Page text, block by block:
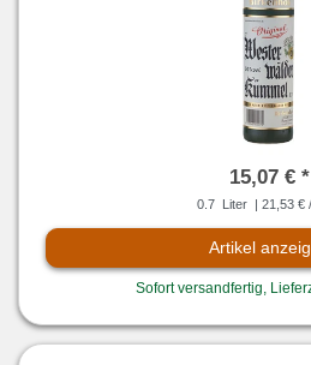
15,07 € *
0.7 Liter | 21,53 €
Artikel
Sofort versandfertig,